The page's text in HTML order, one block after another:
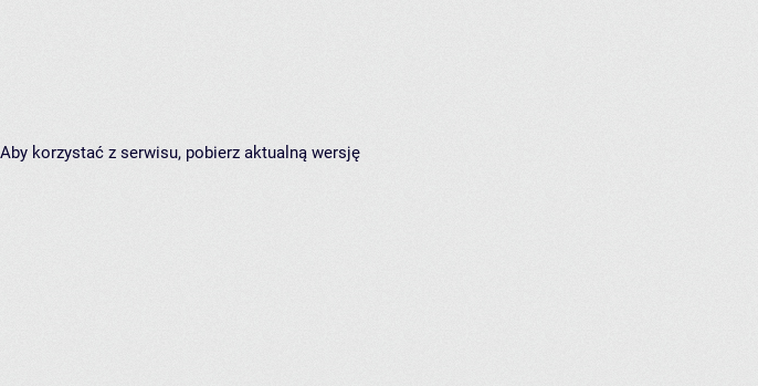
korzystać z serwisu, pobierz aktualną wersję